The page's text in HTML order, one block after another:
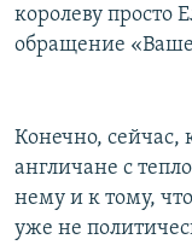
королеву просто
обращение «Ваше
Конечно, сейчас,
англичане с
нему и к тому,
уже не